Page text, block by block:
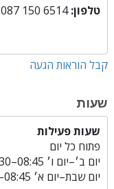
טלפון: 087 150 6514
קבל הוראות הגעה
שעות
שעות פעילות
פתוח כל יום
יום ב׳–יום ו׳ 08:45–21:30
יום שבת–יום א׳ 08:45–17:30